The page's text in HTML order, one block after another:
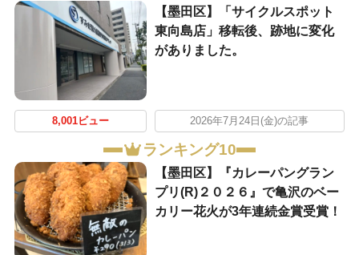
【墨田区】「サイクルスポット
東向島店」移転後、跡地に変化
がありました。
8,001ビュー 2026年7月24日(金)の記事
ランキング10
【墨田区】『カレーパングラン
プリ(R)２０２６』で亀沢のベー
カリー花火が3年連続金賞受賞！